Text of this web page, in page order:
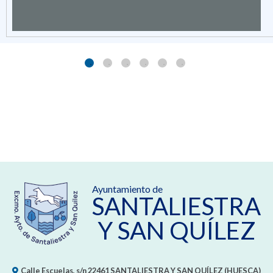
Ayuntamiento de
SANTALIESTRA
Y SAN QUÍLEZ
Calle Escuelas, s/n22461SANTALIESTRA Y SAN QUÍLEZ (HUESCA)